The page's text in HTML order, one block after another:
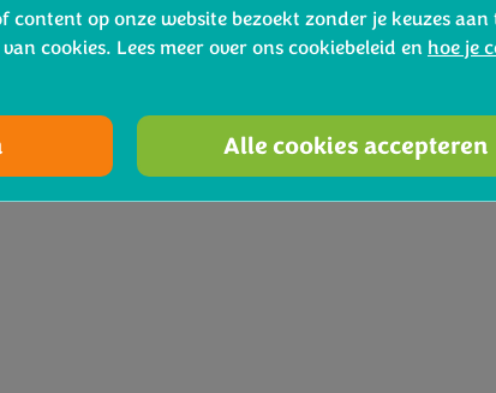
maak het gerecht af met wat verse koriander.
Geniet van deze heerlijke en gezonde Indiase
content op onze website bezoekt zonder je keuzes aan
cookies. Lees meer over ons cookiebeleid en hoe je
Alle cookies accepteren